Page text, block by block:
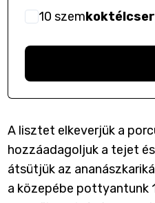
10 szem
A lisztet elkeverjük a
hozzáadagoljuk a tejet
átsütjük az
a közepébe pottyantunk